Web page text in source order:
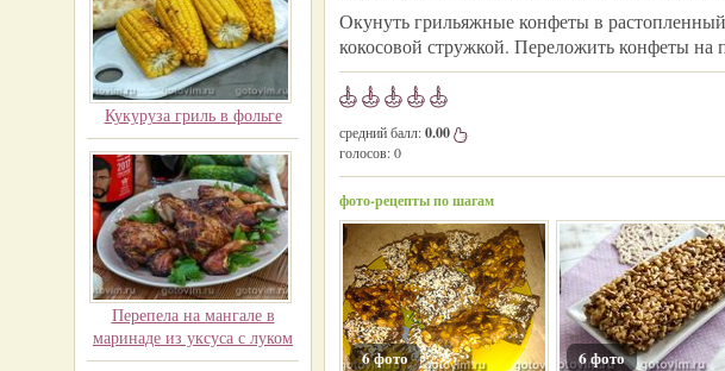
Кукуруза гриль в фольге
Перепела на мангале в
маринаде из уксуса с луком
Окунуть грильяжные конфеты в
кокосовой стружкой. Переложить конфеты на
средний балл:0.00
голосов:0
фото-рецепты по шагам
6 фото 6 фото